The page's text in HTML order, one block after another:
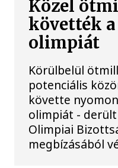
Közel
követték
olimpiát
Körülbelül
potenciális
követte
olimpiát -
Olimpiai
megbízásából